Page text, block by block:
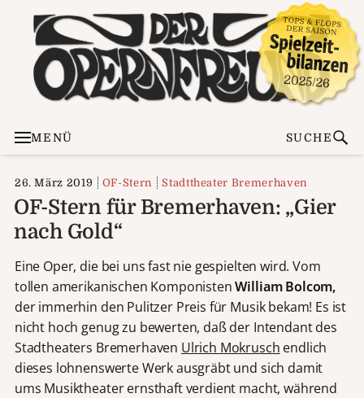
MENÜ SUCHE
26. März 2019 OF-Stern Stadttheater Bremerhaven
OF-Stern für Bremerhaven: „Gier
nach Gold“
Eine Oper, die bei uns fast nie gespielten wird. Vom
tollen amerikanischen KomponistenWilliam Bolcom,
der immerhin den Pulitzer Preis für Musik bekam! Es ist
nicht hoch genug zu bewerten, daß der Intendant des
Stadtheaters Bremerhaven Ulrich Mokrusch endlich
dieses lohnenswerte Werk ausgräbt und sich damit
ums Musiktheater ernsthaft verdient macht, während